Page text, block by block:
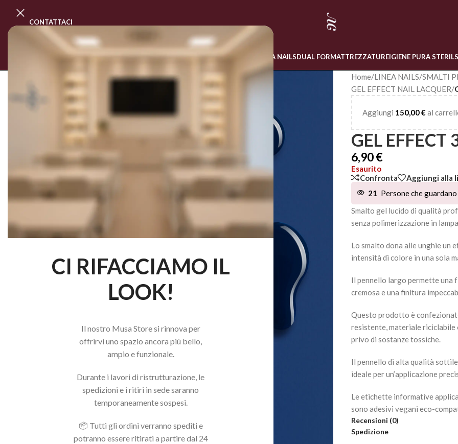
CI RIFACCIAMO IL
LOOK!
Il nostro Musa Store si rinnova per
offrirvi uno spazio ancora più bello,
ampio e funzionale.
Durante i lavori di ristrutturazione, le
spedizioni e i ritiri in sede saranno
temporaneamente sospesi.
📦 Tutti gli ordini verranno spediti e
potranno essere ritirati a partire dal 24
CONTATTACI
PROGRAMMA MASTER CLASSCORSI ONLINE LINEA NAILSDUAL FORMATTREZZATUREIGIENE PURA STERIL
Home/LINEA NAILS/SMALTI
GEL EFFECT NAIL LACQUER/
Aggiungi 150,00€ al
GEL EFFECT
6,90€
Esaurito
Confronta
Aggiungi alla
21 Persone che
Smalto gel lucido di qualità
senza polimerizzazione in
Lo smalto dona alle unghie
intensità di colore in una sola
Il pennello largo permette una
cremosa e una finitura
Questo prodotto è
resistente, materiale riciclabile
privo di sostanze tossiche.
Il pennello di alta qualità
ideale per un’applicazione
Le etichette informative
sono adesivi vegani eco-
Recensioni (0)
Spedizione